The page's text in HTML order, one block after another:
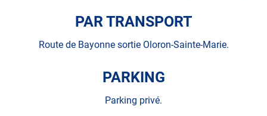
SAINTE-
PAR TRANSPORT
Route de Bayonne sortie Oloron-Sainte-Marie.
PARKING
Parking privé.